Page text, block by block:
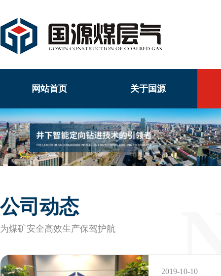
网站首页 关于国源
公司动态
为煤矿安全高效生产保驾护航
2019-10-10